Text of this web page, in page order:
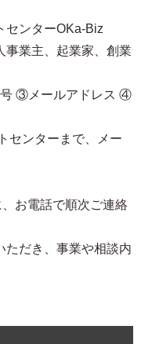
ンターOKa-Biz
業主、起業家、創業
③メールアドレス ④
ターまで、メー
お電話で順次ご連絡
き、事業や相談内